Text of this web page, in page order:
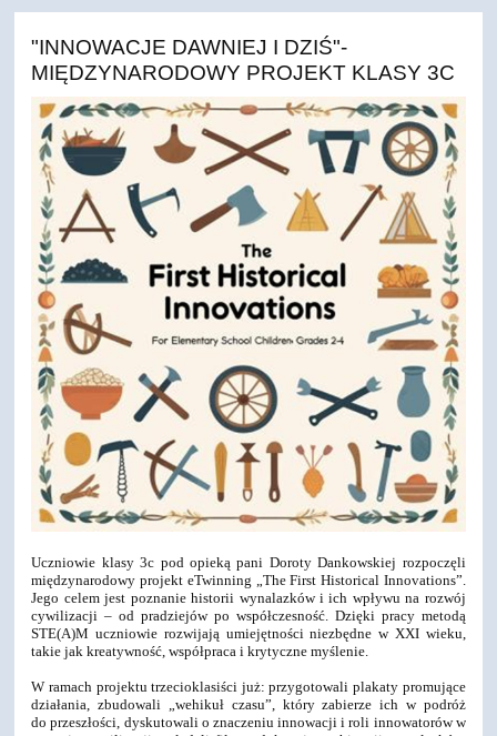
"INNOWACJE DAWNIEJ I DZIŚ"-
MIĘDZYNARODOWY PROJEKT KLASY 3C
Uczniowie klasy 3c pod opieką pani Doroty Dankowskiej rozpoczęli
międzynarodowy projekt eTwinning „The First Historical Innovations”.
Jego celem jest poznanie historii wynalazków i ich wpływu na rozwój
cywilizacji – od pradziejów po współczesność. Dzięki pracy metodą
STE(A)M uczniowie rozwijają umiejętności niezbędne w XXI wieku,
takie jak kreatywność, współpraca i krytyczne myślenie.
W ramach projektu trzecioklasiści już: przygotowali plakaty promujące
działania, zbudowali „wehikuł czasu”, który zabierze ich w podróż
do przeszłości, dyskutowali o znaczeniu innowacji i roli innowatorów w